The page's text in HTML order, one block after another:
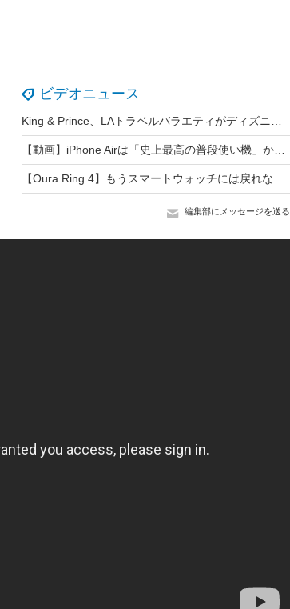
ビデオニュース
編集部にメッセージを送る